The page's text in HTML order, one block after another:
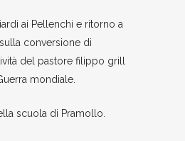
ai Pellenchi e ritorno a
conversione di
del pastore filippo grill
mondiale.
scuola di Pramollo.